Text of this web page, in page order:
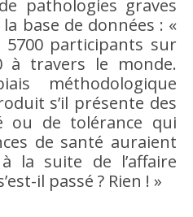
pathologies graves
base de données : «
participants sur
à travers le monde.
méthodologique
s’il présente des
ou de tolérance qui
de santé auraient
la suite de l’affaire
il passé ? Rien ! »